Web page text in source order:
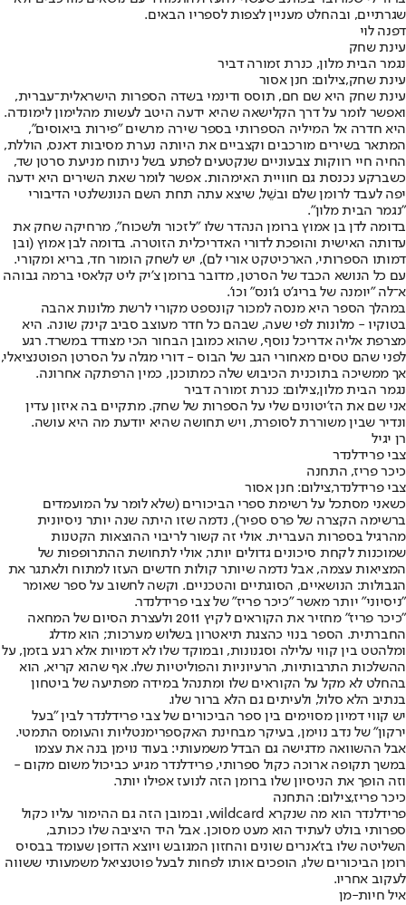
שגרתיים, ובהחלט מעניין לצפות לספריו הבאים.
דפנה לוי
עינת שחק
נגמר הבית מלון, כנרת זמורה דביר
עינת שחק,צילום: חנן אסור
עינת שחק היא שם חם, תוסס ודינמי בשדה הספרות הישראלית־עברית,
ואפשר לומר על דרך הקלישאה שהיא ידעה היטב לעשות מהלימון לימונדה.
היא חדרה אל המיליה הספרותי בספר שירה מרשים "פירות ביאוסים",
המתאר בשירים מורכבים וקצביים את היותה נערת מסיבות דאנס, הוללת,
החיה חיי רווקות צבעוניים שנקטעים לפתע בשל ניתוח מניעת סרטן שד,
כשברקע נכנסת גם חוויית האימהות. אפשר לומר שאת השירים היא ידעה
יפה לעבד לרומן שלם ובשֵׁל, שיצא עתה תחת השם הנונשלנטי הדיבורי
"נגמר הבית מלון".
בדומה לדן בן אמוץ ברומן הנהדר שלו "לזכור ולשכוח", מרחיקה שחק את
עדותה האישית והופכת לדורי האדריכלית הזוטרה. בדומה לבן אמוץ (ובן
דמותו הספרותי, הארכיטקט אורי לם), יש לשחק הומור חד, בריא ומקורי.
עם כל הנושא הכבד של הסרטן, מדובר ברומן צ'יק ליט קלאסי ברמה גבוהה
א־לה "יומנה של בריג'ט ג'ונס" וכו'.
במהלך הספר היא מנסה למכור קונספט מקורי לרשת מלונות אהבה
בטוקיו - מלונות לפי שעה, שבהם כל חדר מעוצב סביב קינק שונה. היא
מצרפת אליה אדריכל נוסף, שהוא כמובן הבחור הכי מצודד במשרד. רגע
לפני שהם טסים מאחורי הגב של הבוס - דורי מגלה על הסרטן הפוטנציאלי,
אך ממשיכה בתוכנית הכיבוש שלה כמתוכנן, כמין הרפתקה אחרונה.
נגמר הבית מלון,צילום: כנרת זמורה דביר
אני שם את הז'יטונים שלי על הספרות של שחק. מתקיים בה איזון עדין
ונדיר שבין משוררת לסופרת, ויש תחושה שהיא יודעת מה היא עושה.
רן יגיל
צבי פרידלנדר
כיכר פריז, התחנה
צבי פרידלנדר,צילום: חנן אסור
כשאני מסתכל על רשימת ספרי הביכורים (שלא לומר על המועמדים
ברשימה הקצרה של פרס ספיר), נדמה שזו היתה שנה יותר ניסיונית
מהרגיל בספרות העברית. אולי זה קשור לריבוי ההוצאות הקטנות
שמוכנות לקחת סיכונים גדולים יותר, אולי לתחושת ההתרופפות של
המציאות עצמה, אבל נדמה שיותר קולות חדשים העזו למתוח ולאתגר את
הגבולות: הנושאיים, הסוגתיים והטכניים. וקשה לחשוב על ספר שאומר
"ניסיוני" יותר מאשר "כיכר פריז" של צבי פרידלנדר.
"כיכר פריז" מחזיר את הקוראים לקיץ 2011 ולעצרת הסיום של המחאה
החברתית. הספר בנוי כהצגת תיאטרון בשלוש מערכות; הוא מדלג
ומלהטט בין קווי עלילה וסגנונות, ובמוקד שלו לא דמויות אלא רגע בזמן, על
ההשלכות התרבותיות, הרעיוניות והפוליטיות שלו. אף שהוא קריא, הוא
בהחלט לא מקל על הקוראים שלו ומתנהל במידה מפתיעה של ביטחון
בנתיב הלא סלול, ולעיתים גם הלא ברור שלו.
יש קווי דמיון מסוימים בין ספר הביכורים של צבי פרידלנדר לבין "בעל
ירקון" של נדב נוימן, בעיקר מבחינת האקספרימנטליות והעומס התמטי.
אבל ההשוואה מדגישה גם הבדל משמעותי: בעוד נוימן בנה את עצמו
במשך תקופה ארוכה כקול ספרותי, פרידלנדר מגיע כביכול משום מקום -
וזה הופך את הניסיון שלו ברומן הזה לנועז אפילו יותר.
כיכר פריז,צילום: התחנה
פרידלנדר הוא מה שנקרא wildcard, ובמובן הזה גם ההימור עליו כקול
ספרותי בולט לעתיד הוא מעט מסוכן. אבל היד היציבה שלו ככותב,
השליטה שלו בז'אנרים שונים והחזון המגובש ויוצא הדופן שעומד בבסיס
רומן הביכורים שלו, הופכים אותו לפחות לבעל פוטנציאל משמעותי ששווה
לעקוב אחריו.
איל חיות-מן